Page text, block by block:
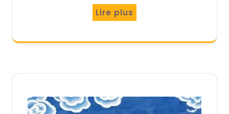
Lire plus